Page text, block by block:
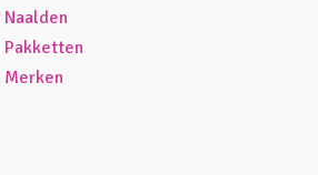
Naalden
Pakketten
Merken